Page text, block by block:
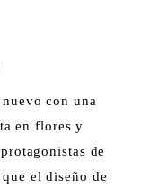
con una
en flores y
de
el diseño de